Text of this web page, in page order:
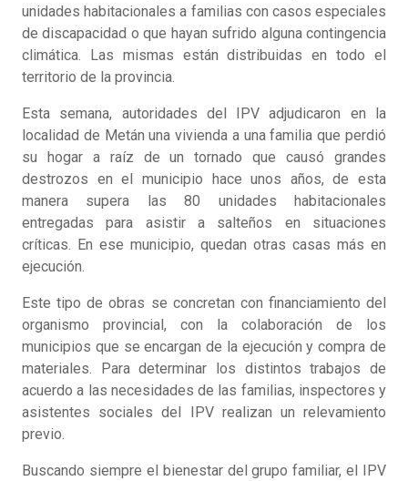
unidades habitacionales a familias con casos especiales
de discapacidad o que hayan sufrido alguna contingencia
climática. Las mismas están distribuidas en todo el
territorio de la provincia.
Esta semana, autoridades del IPV adjudicaron en la
localidad de Metán una vivienda a una familia que perdió
su hogar a raíz de un tornado que causó grandes
destrozos en el municipio hace unos años, de esta
manera supera las 80 unidades habitacionales
entregadas para asistir a salteños en situaciones
críticas. En ese municipio, quedan otras casas más en
ejecución.
Este tipo de obras se concretan con financiamiento del
organismo provincial, con la colaboración de los
municipios que se encargan de la ejecución y compra de
materiales. Para determinar los distintos trabajos de
acuerdo a las necesidades de las familias, inspectores y
asistentes sociales del IPV realizan un relevamiento
previo.
Buscando siempre el bienestar del grupo familiar, el IPV